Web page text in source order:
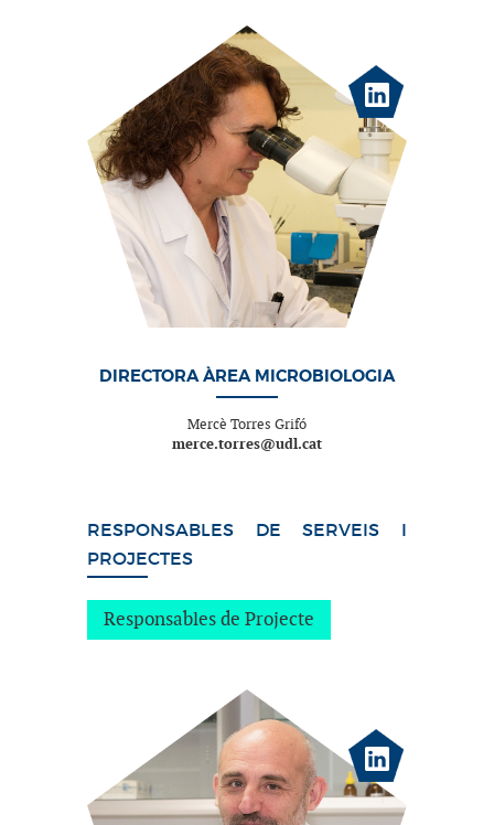
DIRECTORA ÀREA MICROBIOLOGIA
Mercè Torres Grifó
merce.torres@udl.cat
RESPONSABLES DE SERVEIS I
PROJECTES
Responsables de Projecte